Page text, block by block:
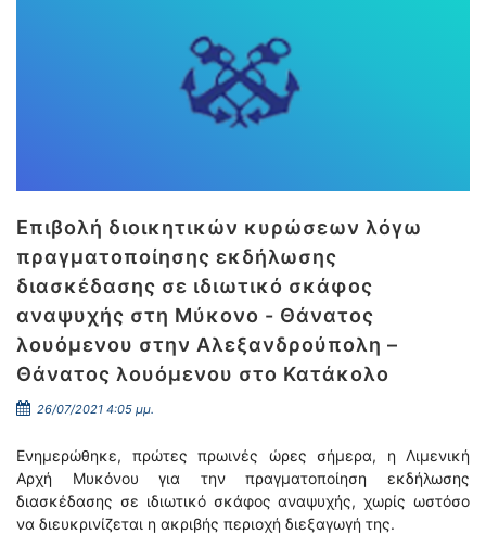
Επιβολή διοικητικών κυρώσεων λόγω
πραγματοποίησης εκδήλωσης
διασκέδασης σε ιδιωτικό σκάφος
αναψυχής στη Μύκονο - Θάνατος
λουόμενου στην Αλεξανδρούπολη –
Θάνατος λουόμενου στο Κατάκολο
26/07/2021 4:05 μμ.
Ενημερώθηκε, πρώτες πρωινές ώρες σήμερα, η Λιμενική
Αρχή Μυκόνου για την πραγματοποίηση εκδήλωσης
διασκέδασης σε ιδιωτικό σκάφος αναψυχής, χωρίς ωστόσο
να διευκρινίζεται η ακριβής περιοχή διεξαγωγή της.